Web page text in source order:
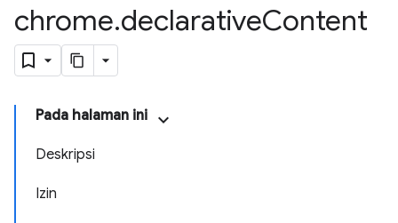
chrome.declarativeContent
Pada halaman ini
Deskripsi
Izin